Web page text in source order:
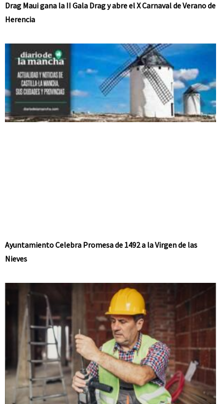
Drag Maui gana la II Gala Drag y abre el X Carnaval de Verano de
Herencia
Ayuntamiento Celebra Promesa de 1492 a la Virgen de las
Nieves